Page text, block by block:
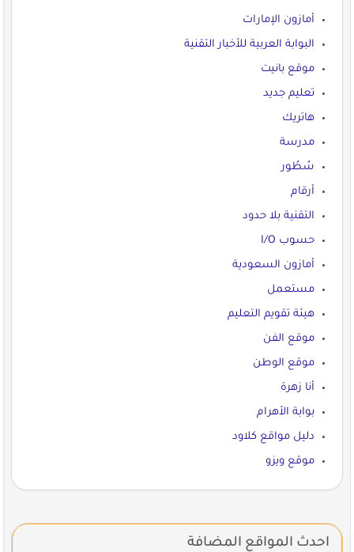
أمازون الإمارات
البوابة العربية للأخبار التقنية
موقع بانيت
تعليم جديد
هاتريك
مدرسة
سُطُور
أرقام
التقنية بلا حدود
حسوب I/O
أمازون السعودية
مستعمل
هيئة تقويم التعليم
موقع الفن
موقع الوطن
أنا زهرة
بوابة الأهرام
دليل مواقع كلاود
موقع ويزو
احدث المواقع المضافة